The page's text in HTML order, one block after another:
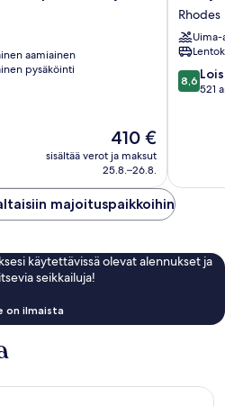
aamiainen
pysäköinti
Hinta
on
410 €
410 €
sisältää verot ja maksut
25.8.–26.8.
Hotel
Rhodes
Rhodes
Uima-
8.6
kautta
8,6
521
majoituspaikkoihin
käytettävissä olevat alennukset ja
seikkailuja!
on ilmaista